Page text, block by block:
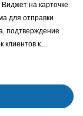
на карточке
для отправки
подтверждение
клиентов к